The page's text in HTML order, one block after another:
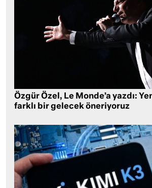
Özgür Özel, Le Monde’a yazdı:
farklı bir gelecek öneriyoruz